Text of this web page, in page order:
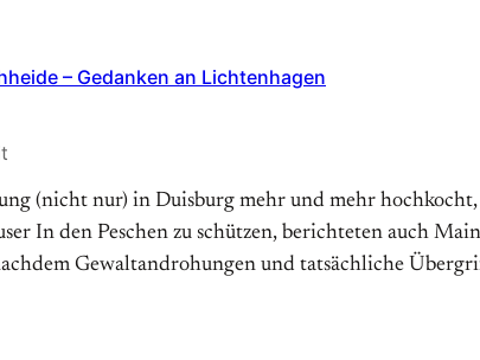
– Gedanken an Lichtenhagen
(nicht nur) in Duisburg mehr und mehr
In den Peschen zu schützen, berichteten auch
Gewaltandrohungen und tatsächliche